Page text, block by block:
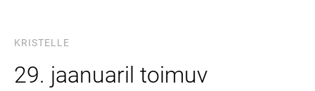
KRISTELLE
29. jaanuaril toimuv